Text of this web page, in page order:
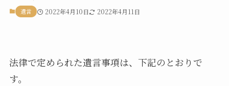
遺言 2022年4月10日 2022年4月11日
法律で定められた遺言事項は、下記のとおりで
す。